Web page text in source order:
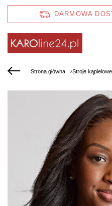
DARMOWA
Strona główna Stroje kąpielowe